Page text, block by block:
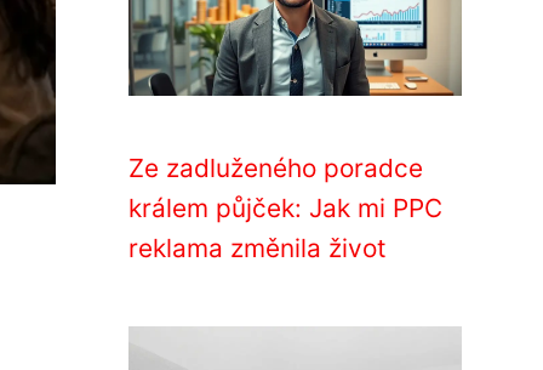
Ze zadluženého poradce
králem půjček: Jak mi PPC
reklama změnila život